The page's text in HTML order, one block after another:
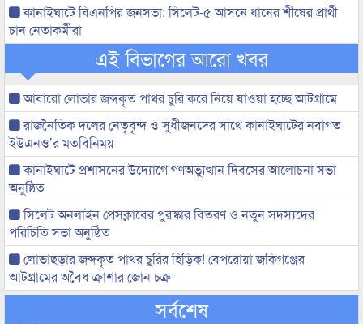
কানাইঘাটে বিএনপির জনসভা: সিলেট-৫ আসনে ধানের শীষের প্রার্থী
চান নেতাকর্মীরা
এই বিভাগের আরো খবর
আবারো লোভার জব্দকৃত পাথর চুরি করে নিয়ে যাওয়া হচ্ছে আটগ্রামে
রাজনৈতিক দলের নেতৃবৃন্দ ও সুধীজনদের সাথে কানাইঘাটের নবাগত
ইউএনও’র মতবিনিময়
কানাইঘাটে প্রশাসনের উদ্যোগে গণঅভ্যুত্থান দিবসের আলোচনা সভা
অনুষ্ঠিত
সিলেট অনলাইন প্রেসক্লাবের পুরস্কার বিতরণ ও নতুন সদস্যদের
পরিচিতি সভা অনুষ্ঠিত
লোভাছড়ার জব্দকৃত পাথর চুরির হিড়িক! বেপরোয়া জকিগঞ্জের
আটগ্রামের অবৈধ ক্রাশার জোন চক্র
সর্বশেষ